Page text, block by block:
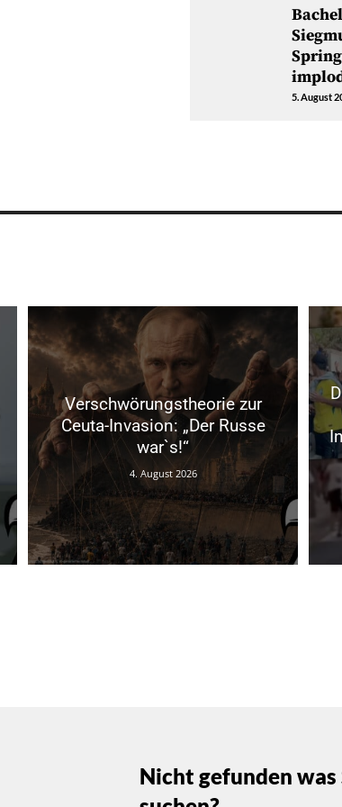
5. August
Verschwörungstheorie zur
Ceuta-Invasion: „Der Russe
war`s!“
4. August 2026
Nicht gefunden was